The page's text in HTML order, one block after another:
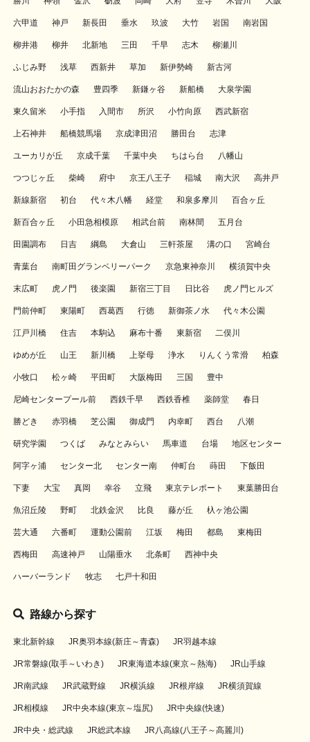
六甲道 神戸 新長田 垂水 玖波 大竹 岩国 南岩国
柳井港 柳井 北新地 三田 千早 志木 柳瀬川
ふじみ野 浅草 西新井 草加 新伊勢崎 新古河
流山おおたかの森 豊四季 新鎌ヶ谷 新船橋 大泉学園
東久留米 小手指 入間市 所沢 小竹向原 西武新宿
上石神井 船橋競馬場 京成津田沼 勝田台 志津
ユーカリが丘 京成千葉 千葉中央 ちはら台 八幡山
つつじヶ丘 柴崎 府中 京王八王子 稲城 南大沢 高井戸
新線新宿 初台 代々木八幡 経堂 和泉多摩川 百合ヶ丘
新百合ヶ丘 小田急相模原 相武台前 南林間 五月台
田園調布 日吉 綱島 大倉山 三軒茶屋 溝の口 宮崎台
青葉台 南町田グランベリーパーク 京急東神奈川 横須賀中央
末広町 虎ノ門 後楽園 新宿三丁目 日比谷 虎ノ門ヒルズ
門前仲町 東陽町 西葛西 行徳 新御茶ノ水 代々木公園
江戸川橋 住吉 本駒込 麻布十番 東新宿 二俣川
ゆめが丘 山王 新川橋 上挙母 浄水 りんくう常滑 柏森
小牧口 松ヶ崎 平田町 大阪梅田 三国 豊中
尼崎センタープール前 西鉄千早 西鉄香椎 薬師堂 春日
勝どき 赤羽橋 芝公園 御成門 内幸町 西台 八潮
研究学園 つくば みなとみらい 馬車道 台場 地区センター
阿字ヶ浦 センター北 センター南 仲町台 蒔田 下飯田
下妻 大宝 真岡 幸谷 立飛 東京テレポート 東葉勝田台
魚沼丘陵 野町 北鉄金沢 比良 藤が丘 杁ヶ池公園
芸大通 六番町 運動公園前 江坂 梅田 都島 東梅田
西梅田 高速神戸 山陽垂水 北条町 西神中央
ハーバーランド 牧志 七戸十和田
路線から探す
東北新幹線 JR奥羽本線(新庄～青森) JR羽越本線
JR常磐線(取手～いわき) JR東海道本線(東京～熱海) JR山手線
JR南武線 JR武蔵野線 JR横浜線 JR根岸線 JR横須賀線
JR相模線 JR中央本線(東京～塩尻) JR中央線(快速)
JR中央・総武線 JR総武本線 JR八高線(八王子～高麗川)